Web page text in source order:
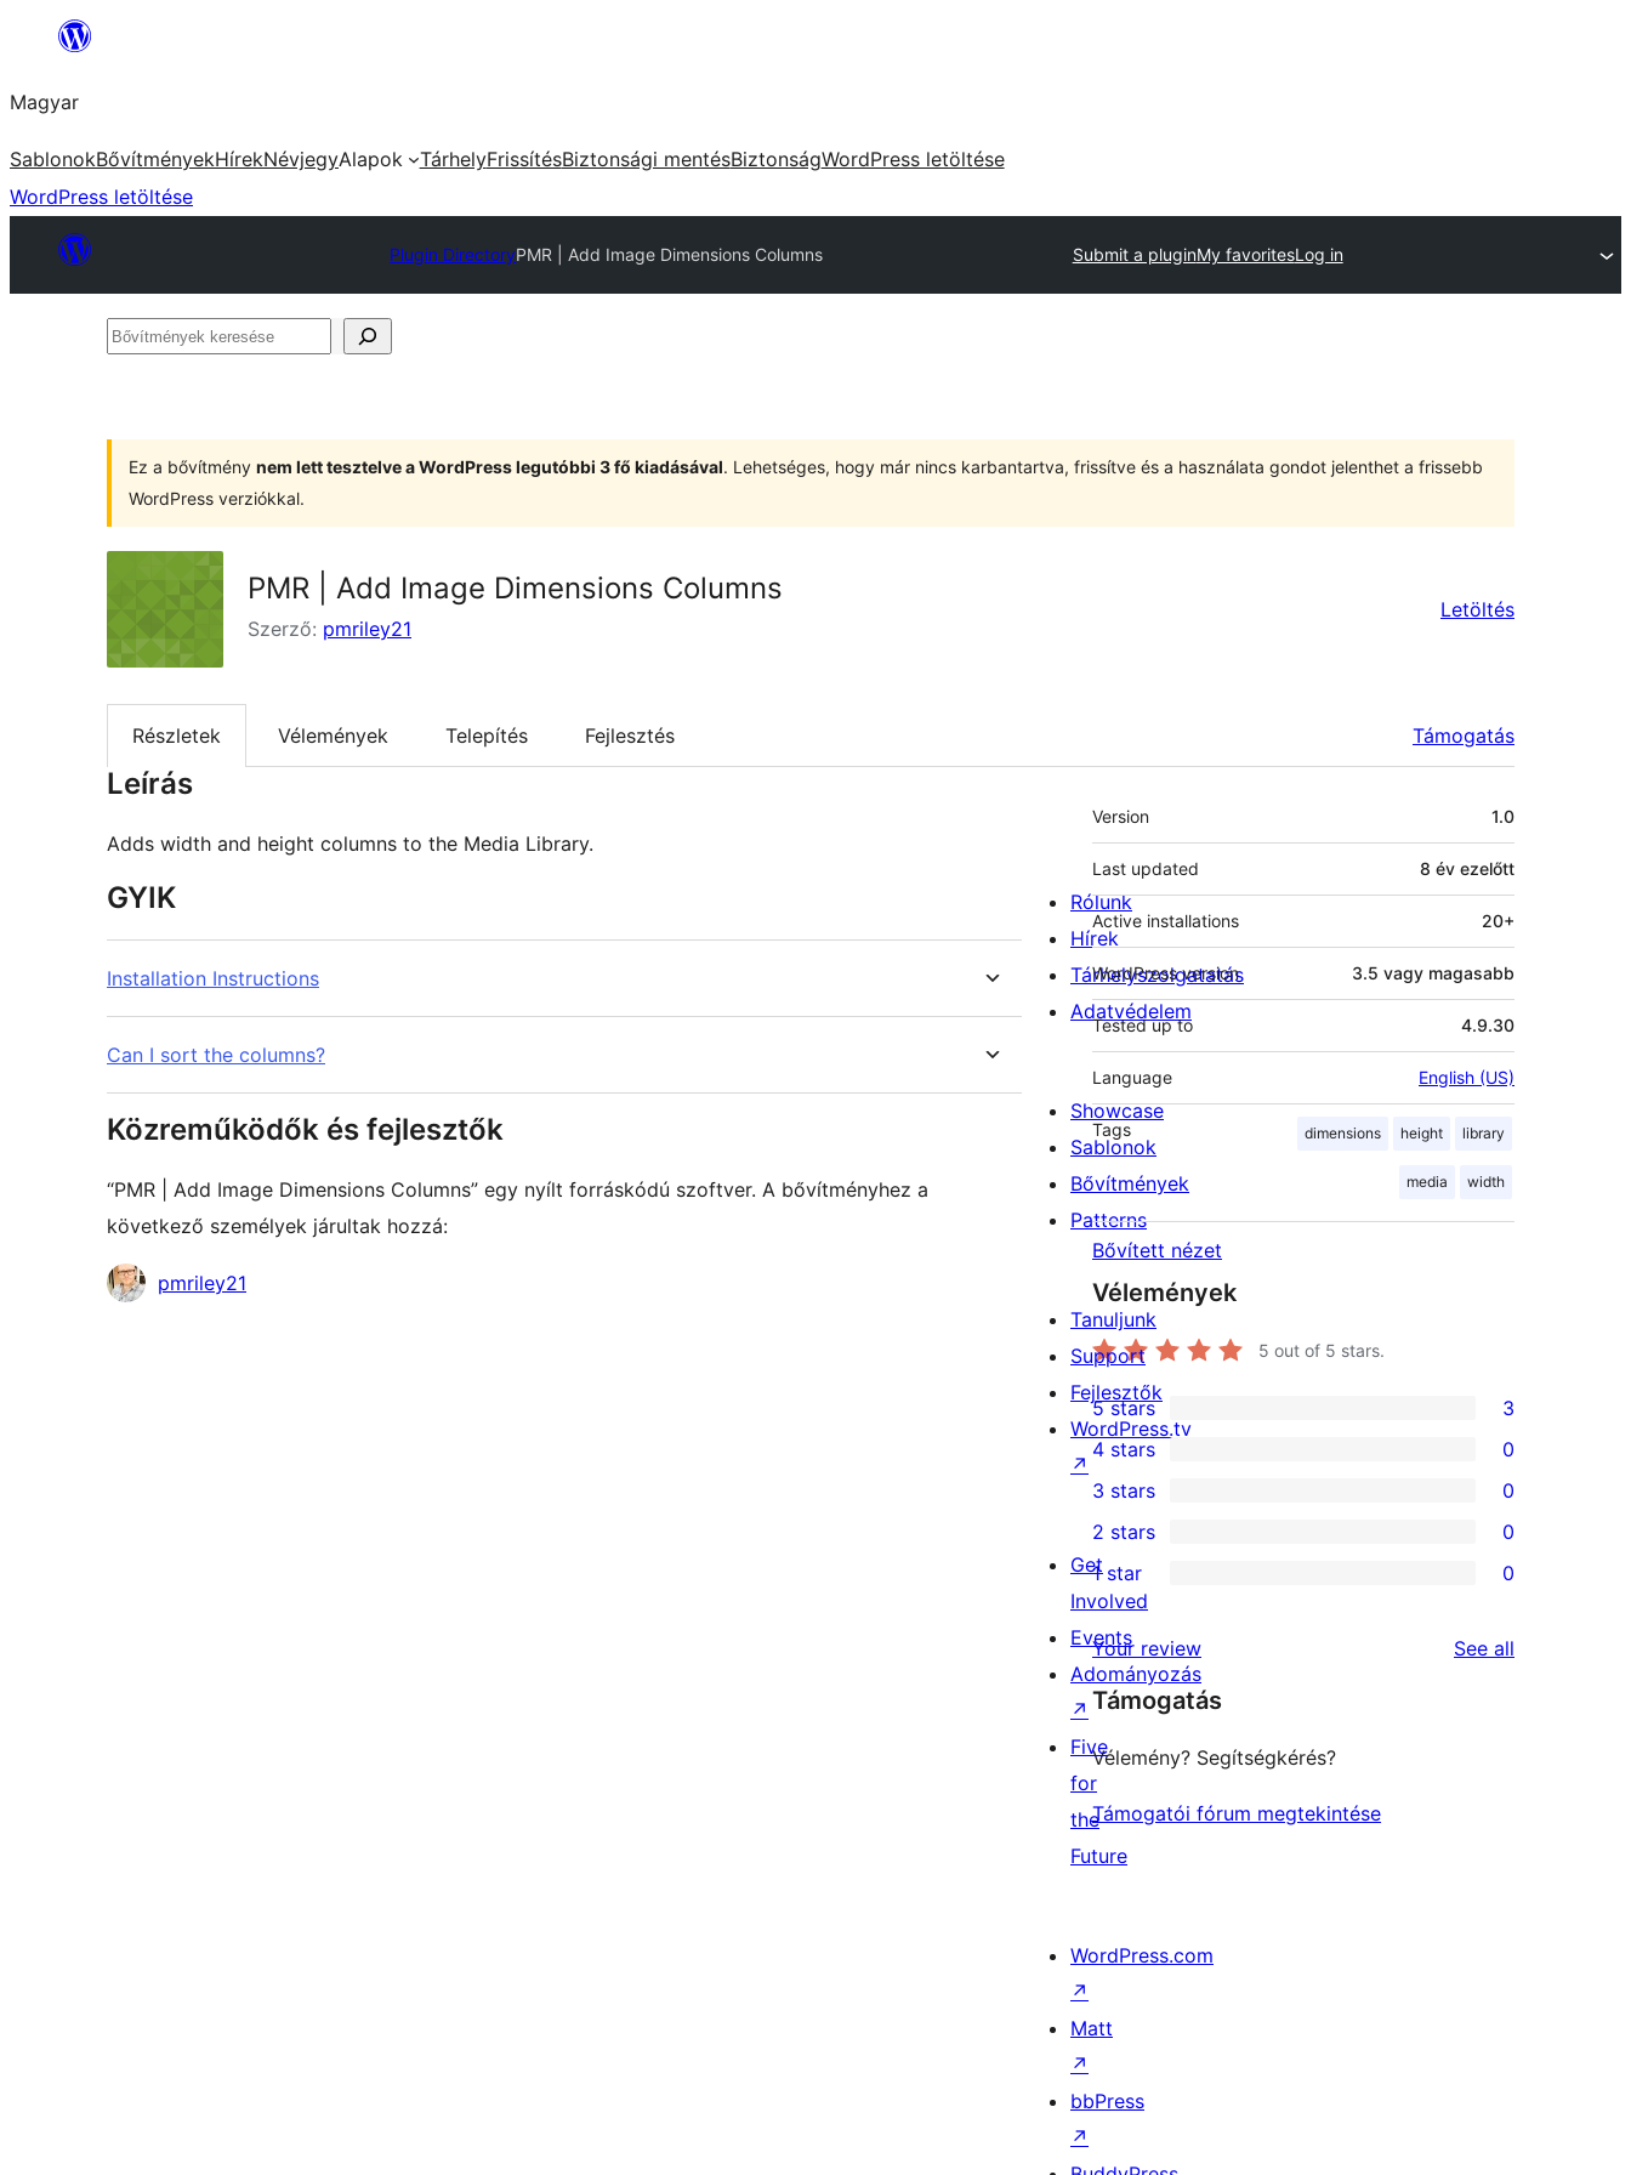
Ugrás
tartalomhoz
Magyar
SablonokBővítményekHírekNévjegyAlapok TárhelyFrissítésBiztonsági mentésBiztonságWordPress letöltése
WordPress letöltése
Plugin DirectoryPMR | Add Image Dimensions Columns Submit a pluginMy favoritesLog in
Bővítmények
Ez a bővítmény nem lett tesztelve a WordPress legutóbbi 3 fő kiadásával. Lehetséges, hogy már nincs karbantartva, frissítve és a használata gondot jelenthet a frissebb
WordPress verziókkal.
PMR | Add Image Dimensions Columns
Szerző: pmriley21
Letöltés
Részletek Vélemények Telepítés Fejlesztés Támogatás
Leírás
Adds width and height columns to the Media Library.
GYIK
Installation Instructions
Can I sort the columns?
Közreműködők és fejlesztők
“PMR | Add Image Dimensions Columns” egy nyílt forráskódú szoftver. A bővítményhez a
következő személyek járultak hozzá:
Közreműködők
pmriley21
Meta
Version 1.0
Last updated 8 év ezelőtt
Active installations 20+
WordPress version 3.5 vagy magasabb
Tested up to 4.9.30
Language English (US)
Tags dimensions height library
media width
Bővített nézet
Vélemények
5 out of 5 stars.
3
5-
star
reviews
5 stars 3
4-
star
reviews
4 stars 0
0
3-
star
reviews
3 stars 0
2-
reviews
2 stars 0
star
reviews
1 star 0
Your review See all
Támogatás
Vélemény? Segítségkérés?
Támogatói fórum megtekintése
Rólunk
Hírek
Tárhelyszolgatatás
Adatvédelem
Showcase
Sablonok
Bővítmények
Patterns
Tanuljunk
Support
Fejlesztők
WordPress.tv
↗
Get
Involved
Events
Adományozás
↗
Five
for
the
Future
WordPress.com
↗
Matt
↗
bbPress
↗